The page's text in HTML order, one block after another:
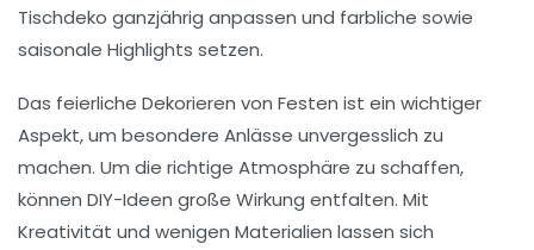
Tischdeko ganzjährig anpassen und farbliche sowie
saisonale Highlights setzen.
Das feierliche Dekorieren von Festen ist ein wichtiger
Aspekt, um besondere Anlässe unvergesslich zu
machen. Um die richtige Atmosphäre zu schaffen,
können DIY-Ideen große Wirkung entfalten. Mit
Kreativität und wenigen Materialien lassen sich